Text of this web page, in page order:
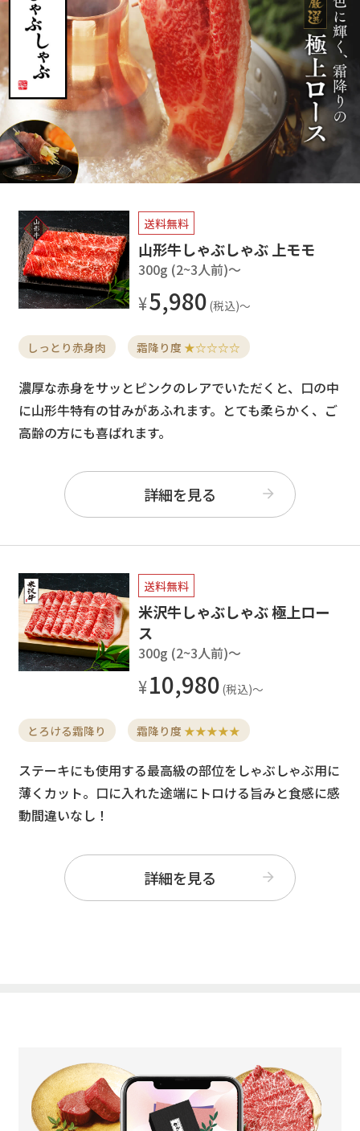
送料無料
山形牛しゃぶしゃぶ 上モモ
300g (2~3人前)〜
5,980
しっとり赤身肉 霜降り度 ★☆☆☆☆
濃厚な赤身をサッとピンクのレアでいただくと、口の中
に山形牛特有の甘みがあふれます。とても柔らかく、ご
高齢の方にも喜ばれます。
詳細を見る
送料無料
米沢牛しゃぶしゃぶ 極上ロー
ス
300g (2~3人前)〜
10,980
とろける霜降り 霜降り度 ★★★★★
ステーキにも使用する最高級の部位をしゃぶしゃぶ用に
薄くカット。口に入れた途端にトロける旨みと食感に感
動間違いなし！
詳細を見る